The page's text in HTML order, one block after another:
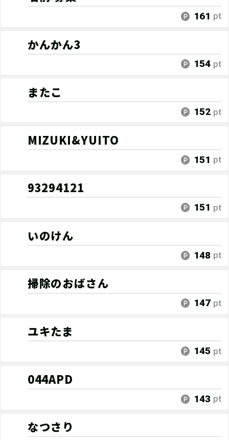
161 pt
かんかん3
154 pt
またこ
152 pt
MIZUKI&YUITO
151 pt
93294121
151 pt
いのけん
148 pt
掃除のおばさん
147 pt
ユキたま
145 pt
044APD
143 pt
なつさり